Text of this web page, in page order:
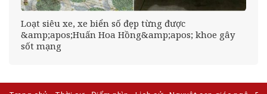
Loạt siêu xe, xe biển số đẹp từng được
&amp;apos;Huấn Hoa Hồng&amp;apos; khoe gây
sốt mạng